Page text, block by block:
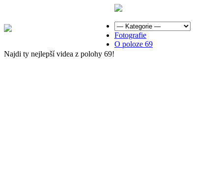
Najdi ty nejlepší videa z polohy 69!
Fotografie
O poloze 69